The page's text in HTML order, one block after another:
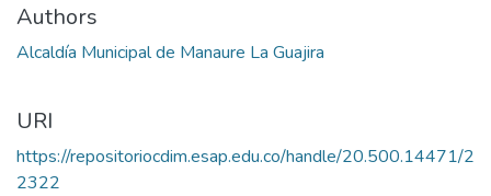
Authors
Alcaldía Municipal de Manaure La Guajira
URI
https://repositoriocdim.esap.edu.co/handle/20.500.14471/2
2322